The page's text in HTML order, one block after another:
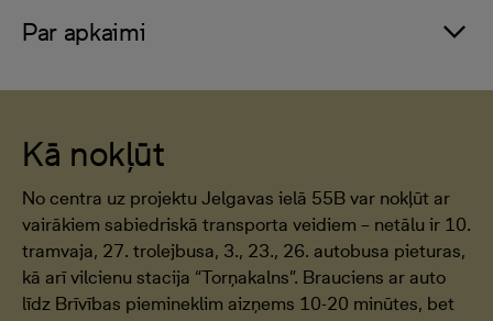
Par apkaimi
Kā nokļūt
No centra uz projektu Jelgavas ielā 55B var nokļūt ar
vairākiem sabiedriskā transporta veidiem – netālu ir 10.
tramvaja, 27. trolejbusa, 3., 23., 26. autobusa pieturas,
kā arī vilcienu stacija “Torņakalns”. Brauciens ar auto
līdz Brīvības piemineklim aizņems 10-20 minūtes, bet